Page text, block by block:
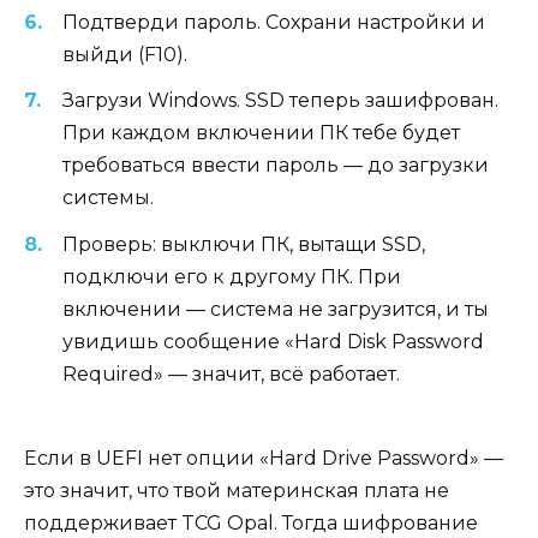
Подтверди пароль. Сохрани настройки и
выйди (F10).
Загрузи Windows. SSD теперь зашифрован.
При каждом включении ПК тебе будет
требоваться ввести пароль — до загрузки
системы.
Проверь: выключи ПК, вытащи SSD,
подключи его к другому ПК. При
включении — система не загрузится, и ты
увидишь сообщение «Hard Disk Password
Required» — значит, всё работает.
Если в UEFI нет опции «Hard Drive Password» —
это значит, что твой материнская плата не
поддерживает TCG Opal. Тогда шифрование